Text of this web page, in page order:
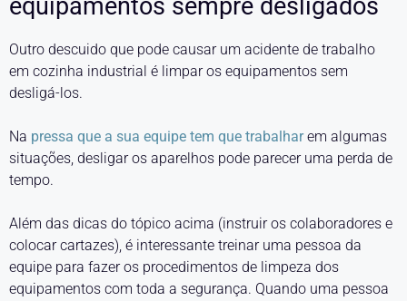
equipamentos sempre desligados
Outro descuido que pode causar um acidente de trabalho
em cozinha industrial é limpar os equipamentos sem
desligá-los.
Na pressa que a sua equipe tem que trabalharem algumas
situações, desligar os aparelhos pode parecer uma perda de
tempo.
Além das dicas do tópico acima (instruir os colaboradores e
colocar cartazes), é interessante treinar uma pessoa da
equipe para fazer os procedimentos de limpeza dos
equipamentos com toda a segurança. Quando uma pessoa